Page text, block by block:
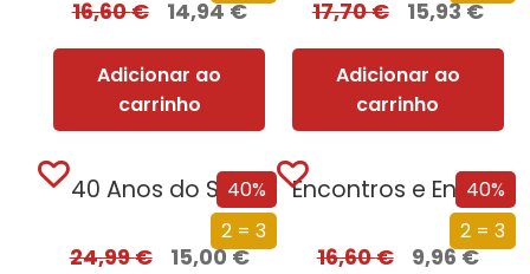
16,60€ 14,94€
Adicionar ao
carrinho
17,70€ 15,93€
Adicionar ao
carrinho
40%
2 = 3
40 Anos do SNS
24,99€ 15,00€
40%
2 = 3
Encontros e Encontrões de Portugal no Mundo
16,60€ 9,96€